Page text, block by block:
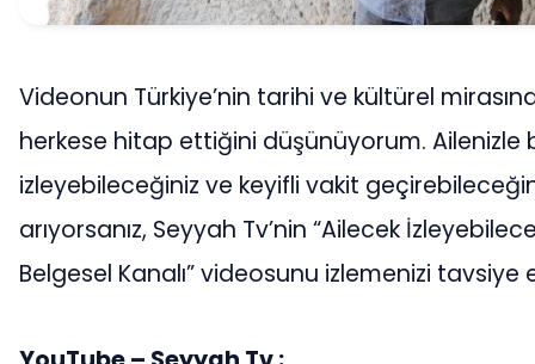
Videonun Türkiye’nin tarihi ve kültürel
herkese hitap ettiğini düşünüyorum. Ailenizle
izleyebileceğiniz ve keyifli vakit
arıyorsanız, Seyyah Tv’nin “Ailecek
Belgesel Kanalı” videosunu izlemenizi tavsiye